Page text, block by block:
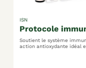
protocole
ISN
Soutient le système
action antioxydante idéal en